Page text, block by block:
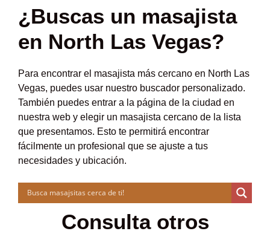
¿Buscas un masajista
en North Las Vegas?
Para encontrar el masajista más cercano en North Las
Vegas, puedes usar nuestro buscador personalizado.
También puedes entrar a la página de la ciudad en
nuestra web y elegir un masajista cercano de la lista
que presentamos. Esto te permitirá encontrar
fácilmente un profesional que se ajuste a tus
necesidades y ubicación.
Consulta otros